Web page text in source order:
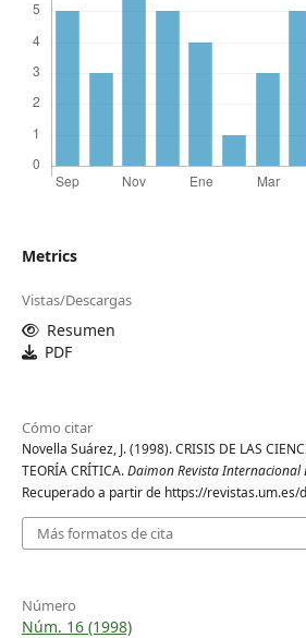
Metrics
Vistas/Descargas
Resumen
PDF
Cómo citar
Novella Suárez, J. (1998). CRISIS DE LAS
TEORÍA CRÍTICA.Daimon Revista Internacional
Recuperado a partir de https://
Más formatos de cita
Número
Núm. 16 (1998)